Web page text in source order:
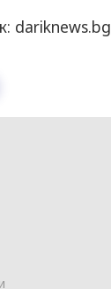
dariknews.bg